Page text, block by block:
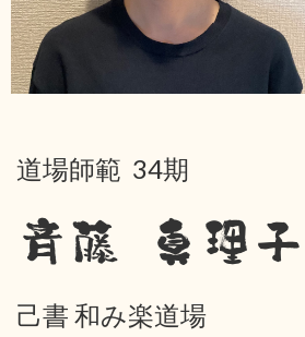
道場師範 34期
斉藤 真理子
己書 和み楽道場